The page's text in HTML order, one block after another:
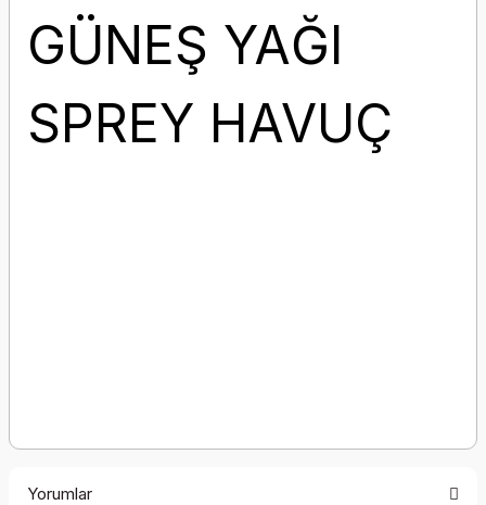
GÜNEŞ YAĞI
SPREY HAVUÇ
Yorumlar